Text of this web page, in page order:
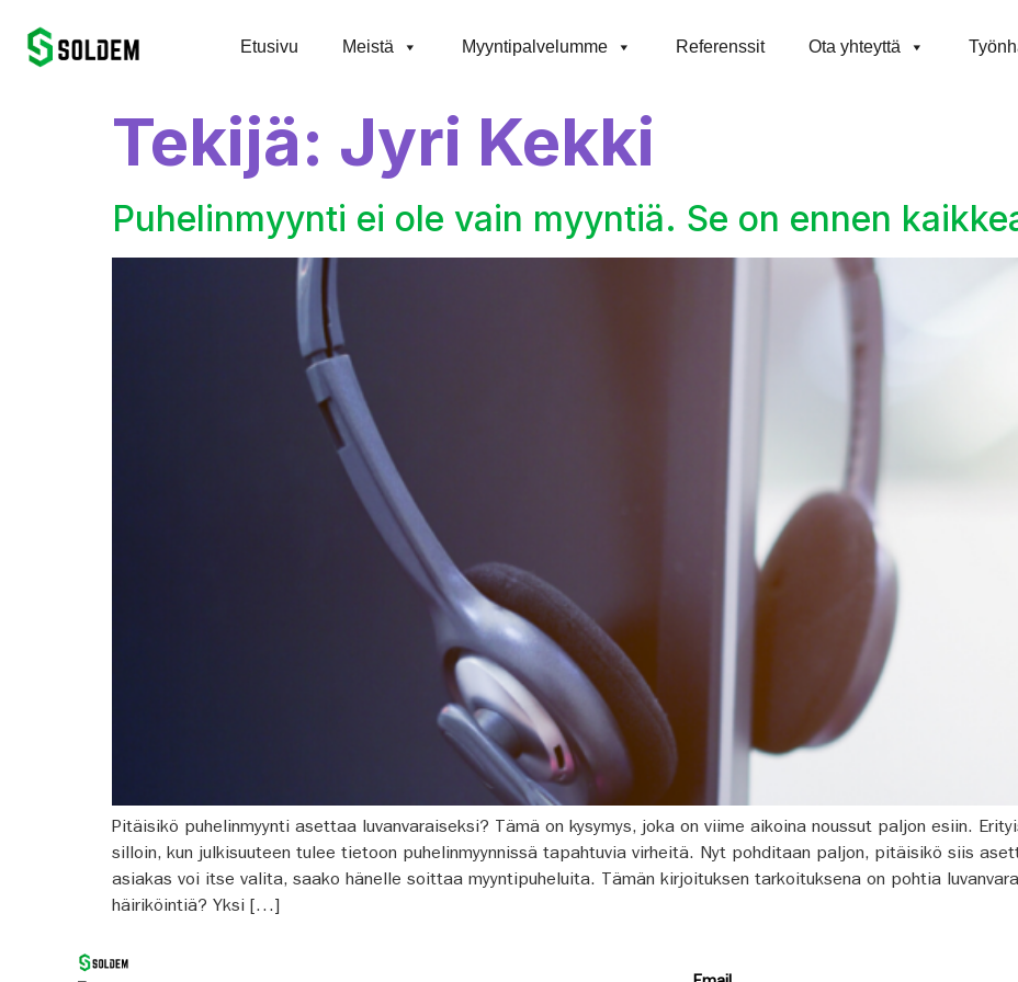
Etusivu Meistä Myyntipalvelumme Referenssit Ota yhteyttä
Tekijä: Jyri Kekki
Puhelinmyynti ei ole vain myyntiä. Se on ennen
Pitäisikö puhelinmyynti asettaa luvanvaraiseksi? Tämä on kysymys, joka on viime aikoina noussut paljon esiin.
silloin, kun julkisuuteen tulee tietoon puhelinmyynnissä tapahtuvia virheitä. Nyt pohditaan paljon, pitäisikö siis
asiakas voi itse valita, saako hänelle soittaa myyntipuheluita. Tämän kirjoituksen tarkoituksena on pohtia
häiriköintiä? Yksi […]